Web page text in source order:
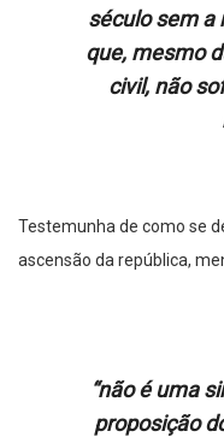
século sem a
que, mesmo
civil, não
Testemunha de como se
ascensão da república,
“não é uma
proposição